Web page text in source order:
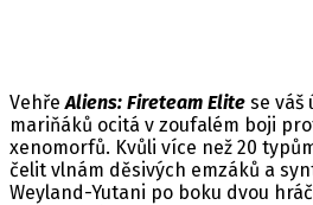
Vehře Aliens: Fireteam Elite se váš
mariňáků ocitá v zoufalém boji
xenomorfů. Kvůli více než 20
čelit vlnám děsivých emzáků a
Weyland-Yutani po boku dvou